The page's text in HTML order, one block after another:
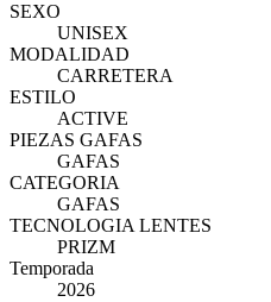
SEXO
UNISEX
MODALIDAD
CARRETERA
ESTILO
ACTIVE
PIEZAS GAFAS
GAFAS
CATEGORIA
GAFAS
TECNOLOGIA LENTES
PRIZM
Temporada
2026